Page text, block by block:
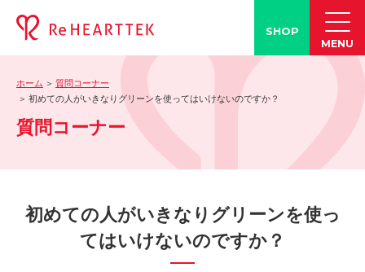
製品情報
-ブログ
-学会発表情報
SHOP
MENU
ホーム
質問コーナー
初めての人がいきなりグリーンを使ってはいけないのですか？
質問コーナー
初めての人がいきなりグリーンを使っ
てはいけないのですか？